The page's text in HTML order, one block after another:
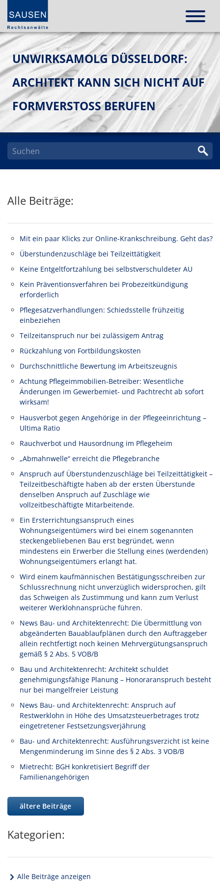
UNWIRKSAMOLG DÜSSELDORF:
ARCHITEKT KANN SICH NICHT AUF
FORMVERSTOSS BERUFEN
Alle Beiträge:
Mit ein paar Klicks zur Online-Krankschreibung. Geht das?
Überstundenzuschläge bei Teilzeittätigkeit
Keine Entgeltfortzahlung bei selbstverschuldeter AU
Kein Präventionsverfahren bei Probezeitkündigung
erforderlich
Pflegesatzverhandlungen: Schiedsstelle frühzeitig
einbeziehen
Teilzeitanspruch nur bei zulässigem Antrag
Rückzahlung von Fortbildungskosten
Durchschnittliche Bewertung im Arbeitszeugnis
Achtung Pflegeimmobilien-Betreiber: Wesentliche
Änderungen im Gewerbemiet- und Pachtrecht ab sofort
wirksam!
Hausverbot gegen Angehörige in der Pflegeeinrichtung –
Ultima Ratio
Rauchverbot und Hausordnung im Pflegeheim
„Abmahnwelle“ erreicht die Pflegebranche
Anspruch auf Überstundenzuschläge bei Teilzeittätigkeit –
Teilzeitbeschäftigte haben ab der ersten Überstunde
denselben Anspruch auf Zuschläge wie
vollzeitbeschäftigte Mitarbeitende.
Ein Ersterrichtungsanspruch eines
Wohnungseigentümers wird bei einem sogenannten
steckengebliebenen Bau erst begründet, wenn
mindestens ein Erwerber die Stellung eines (werdenden)
Wohnungseigentümers erlangt hat.
Wird einem kaufmännischen Bestätigungsschreiben zur
Schlussrechnung nicht unverzüglich widersprochen, gilt
das Schweigen als Zustimmung und kann zum Verlust
weiterer Werklohnansprüche führen.
News Bau- und Architektenrecht: Die Übermittlung von
abgeänderten Bauablaufplänen durch den Auftraggeber
allein rechtfertigt noch keinen Mehrvergütungsanspruch
gemäß § 2 Abs. 5 VOB/B
Bau und Architektenrecht: Architekt schuldet
genehmigungsfähige Planung – Honoraranspruch besteht
nur bei mangelfreier Leistung
News Bau- und Architektenrecht: Anspruch auf
Restwerklohn in Höhe des Umsatzsteuerbetrages trotz
eingetretener Festsetzungsverjährung
Bau- und Architektenrecht: Ausführungsverzicht ist keine
Mengenminderung im Sinne des § 2 Abs. 3 VOB/B
Mietrecht: BGH konkretisiert Begriff der
Familienangehörigen
ältere Beiträge
Kategorien:
Alle Beiträge anzeigen